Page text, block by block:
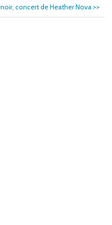
concert de Heather Nova >>